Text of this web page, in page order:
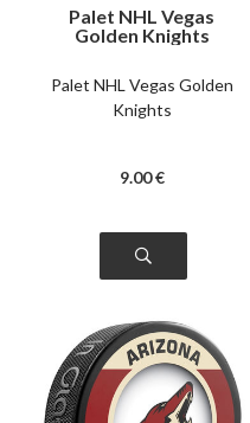
Palet NHL Vegas
Golden Knights
Palet NHL Vegas Golden
Knights
9.00 €